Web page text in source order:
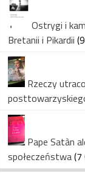
Ostrygi i
Bretanii i Pikardii
Rzeczy
Pape Satàn
społeczeństwa(7